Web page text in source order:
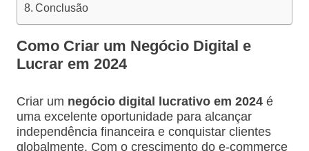
Conclusão
Como Criar um Negócio Digital e
Lucrar em 2024
Criar um negócio digital lucrativo em 2024é
uma excelente oportunidade para alcançar
independência financeira e conquistar clientes
globalmente. Com o crescimento do e-commerce